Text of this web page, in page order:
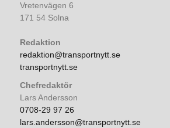
Vretenvägen 6
171 54 Solna
Redaktion
redaktion@transportnytt.se
transportnytt.se
Chefredaktör
Lars Andersson
0708-29 97 26
lars.andersson@transportnytt.se